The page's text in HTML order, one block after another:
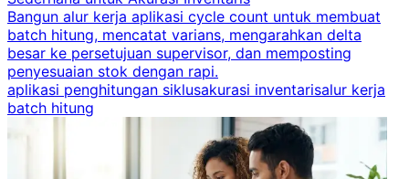
Bangun alur kerja aplikasi cycle count untuk membuat
batch hitung, mencatat varians, mengarahkan delta
besar ke persetujuan supervisor, dan memposting
penyesuaian stok dengan rapi.
aplikasi penghitungan siklusakurasi inventarisalur kerja
batch hitung